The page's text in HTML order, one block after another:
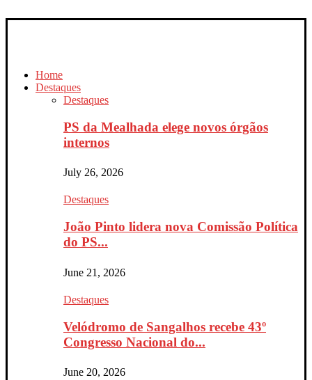
Home
Destaques
Destaques
PS da Mealhada elege novos órgãos
internos
July 26, 2026
Destaques
João Pinto lidera nova Comissão Política
do PS...
June 21, 2026
Destaques
Velódromo de Sangalhos recebe 43º
Congresso Nacional do...
June 20, 2026